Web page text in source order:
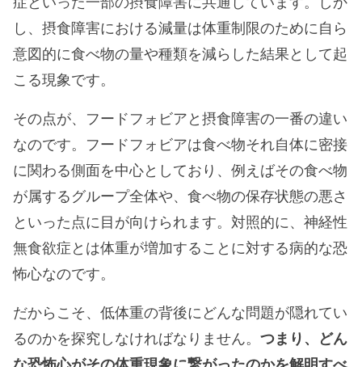
し、摂食障害における減量は体重制限のために自ら
意図的に食べ物の量や種類を減らした結果として起
こる現象です。
その点が、フードフォビアと摂食障害の一番の違い
なのです。フードフォビアは食べ物それ自体に密接
に関わる側面を中心としており、例えばその食べ物
が属するグループ全体や、食べ物の保存状態の悪さ
といった点に目が向けられます。対照的に、神経性
無食欲症とは体重が増加することに対する病的な恐
怖心なのです。
だからこそ、低体重の背後にどんな問題が隠れてい
るのかを探究しなければなりません。 つまり、どん